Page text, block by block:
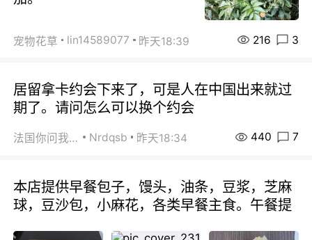
宠物花草 lin14589077 昨天18:39 216 3
居留拿卡约会下来了，可是人在中国出来就过
期了。请问怎么可以换个约会
法国你问我答 Nrdqsb 昨天18:34 440 7
本店提供早餐包子，馒头，油条，豆浆，芝麻
球，豆沙包，小麻花，各类早餐主食。午餐提